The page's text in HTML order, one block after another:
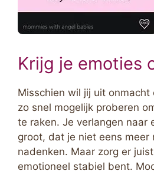
Krijg je emoties
Misschien wil jij uit
zo snel mogelijk proberen
te raken. Je verlangen naar
groot, dat je niet eens meer
nadenken. Maar zorg er
emotioneel stabiel bent.